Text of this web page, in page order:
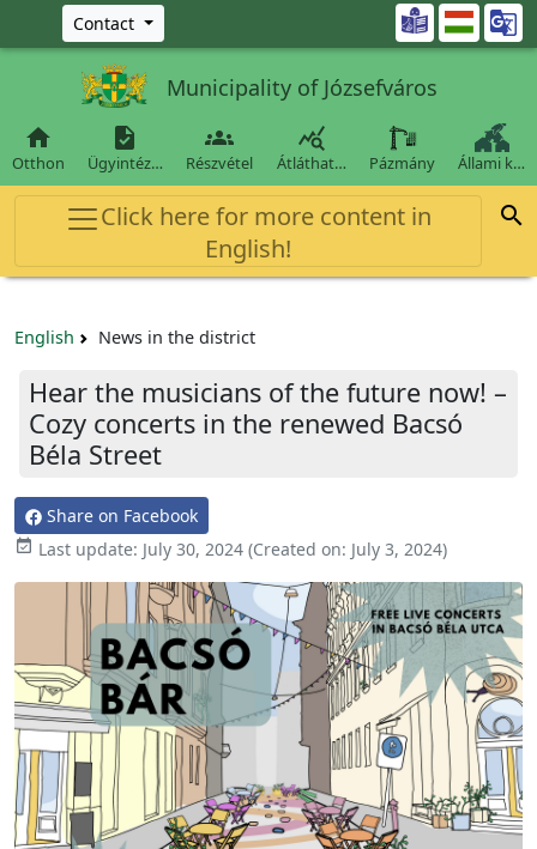
Ugrás a fő tartalomra
Contact 
Municipality of Józsefváros

Otthon

Ügyintéz…

Részvétel

Átláthat… Pázmány Állami k…
Click here for more content in
English!

English News in the district
Hear the musicians of the future now! –
Cozy concerts in the renewed Bacsó
Béla Street
Share on Facebook
 Last update: July 30, 2024 (Created on: July 3, 2024)